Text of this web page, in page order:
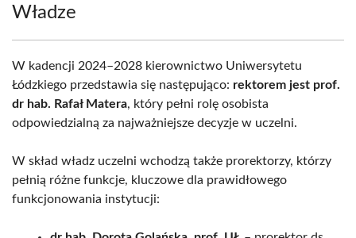
Władze
W kadencji 2024–2028 kierownictwo Uniwersytetu
Łódzkiego przedstawia się następująco: rektorem jest prof.
dr hab. Rafał Matera, który pełni rolę osobista
odpowiedzialną za najważniejsze decyzje w uczelni.
W skład władz uczelni wchodzą także prorektorzy, którzy
pełnią różne funkcje, kluczowe dla prawidłowego
funkcjonowania instytucji: